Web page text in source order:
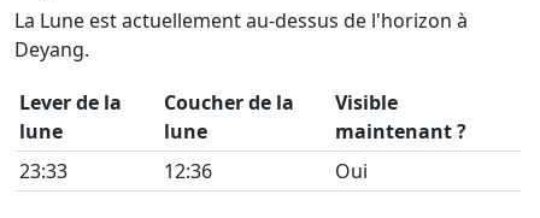
La Lune est actuellement au-dessus de l'horizon à
Deyang.
Lever de la
lune
Coucher de la
lune
Visible
maintenant ?
23:33
12:36 Oui